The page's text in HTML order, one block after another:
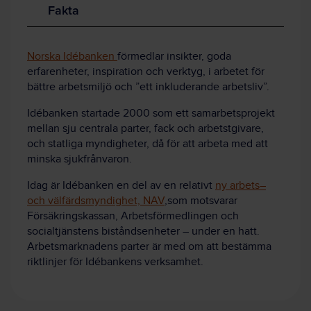
Fakta
Norska Idébanken förmedlar insikter, goda
erfarenheter, inspiration och verktyg, i arbetet för
bättre arbetsmiljö och ”ett inkluderande arbetsliv”.
Idébanken startade 2000 som ett samarbetsprojekt
mellan sju centrala parter, fack och arbetstgivare,
och statliga myndigheter, då för att arbeta med att
minska sjukfrånvaron.
Idag är Idébanken en del av en relativt ny arbets–
och välfärdsmyndighet, NAV,som motsvarar
Försäkringskassan, Arbetsförmedlingen och
socialtjänstens biståndsenheter – under en hatt.
Arbetsmarknadens parter är med om att bestämma
riktlinjer för Idébankens verksamhet.